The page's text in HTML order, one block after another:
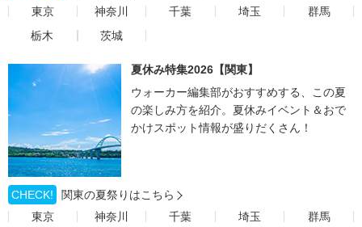
東京
神奈川 千葉 埼玉
群馬
栃木
茨城
夏休み特集2026【関東】
ウォーカー編集部がおすすめする、この夏
の楽しみ方を紹介。夏休みイベント＆おで
かけスポット情報が盛りだくさん！
CHECK!
関東の夏祭りはこちら
東京
神奈川 千葉 埼玉
群馬